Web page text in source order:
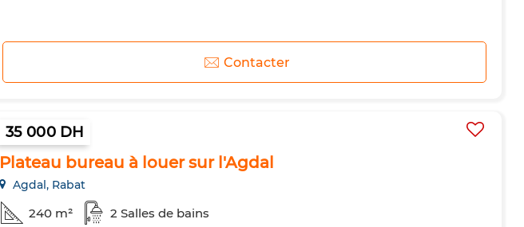
Contacter
35 000 DH
Plateau bureau à louer sur l'Agdal
Agdal, Rabat
240 m² 2 Salles de bains